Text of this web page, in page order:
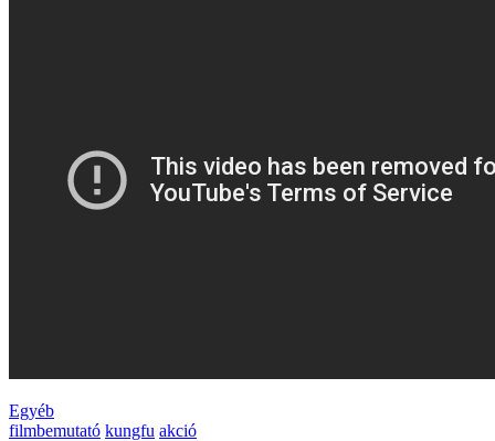
Egyéb
filmbemutató kungfu akció